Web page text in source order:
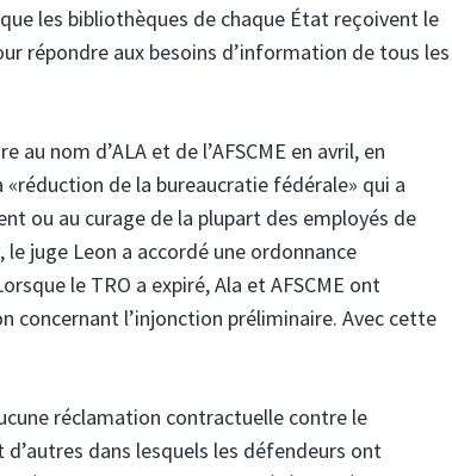
les bibliothèques de chaque État reçoivent le
répondre aux besoins d’information de tous les
nom d’ALA et de l’AFSCME en avril, en
de la bureaucratie fédérale» qui a
ou au curage de la plupart des employés de
juge Leon a accordé une ordonnance
le TRO a expiré, Ala et AFSCME ont
concernant l’injonction préliminaire. Avec cette
réclamation contractuelle contre le
dans lesquels les défendeurs ont